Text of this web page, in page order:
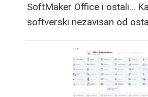
SoftMaker Office i ostali...
softverski nezavisan od